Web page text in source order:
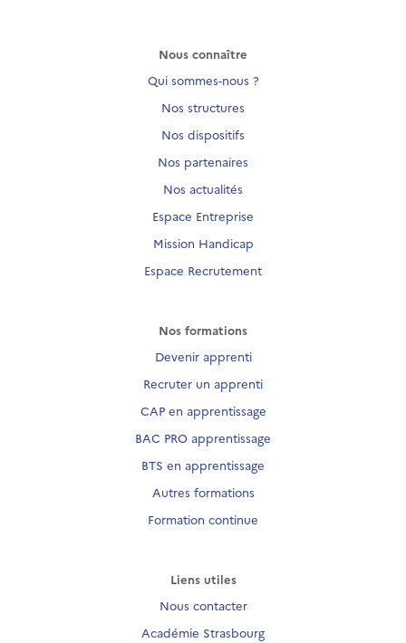
Nous connaître
Qui sommes-nous ?
Nos structures
Nos dispositifs
Nos partenaires
Nos actualités
Espace Entreprise
Mission Handicap
Espace Recrutement
Nos formations
Devenir apprenti
Recruter un apprenti
CAP en apprentissage
BAC PRO apprentissage
BTS en apprentissage
Autres formations
Formation continue
Liens utiles
Nous contacter
Académie Strasbourg